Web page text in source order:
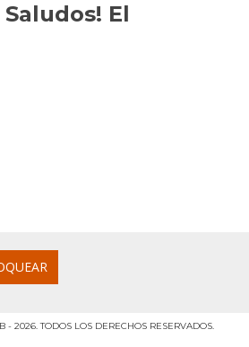
El
- 2026. TODOS LOS DERECHOS RESERVADOS.